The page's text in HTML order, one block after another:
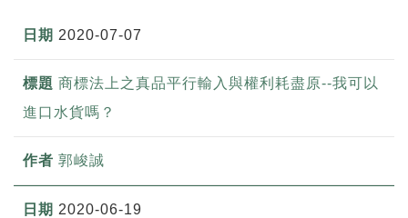
2020-07-07
商標法上之真品平行輸入與權利耗盡原--我可以
進口水貨嗎？
郭峻誠
2020-06-19